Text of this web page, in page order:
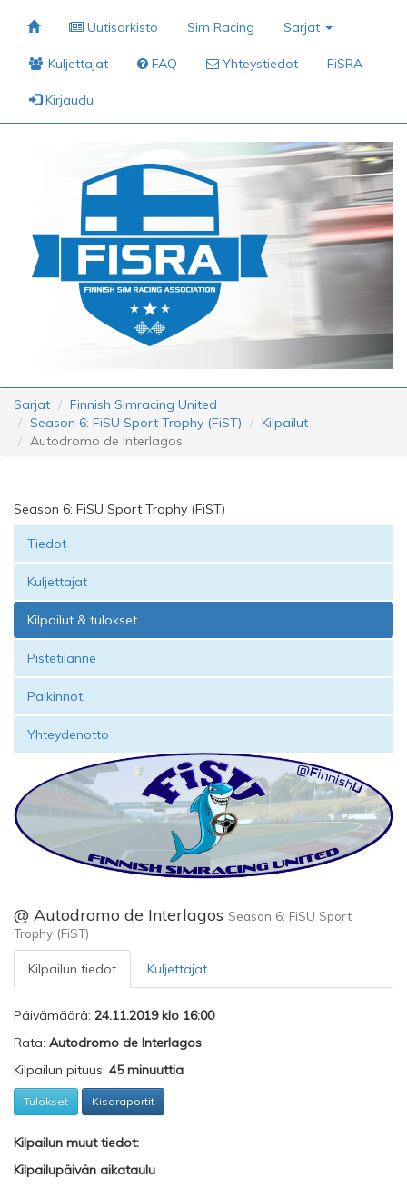
Uutisarkisto Sim Racing Sarjat
Kuljettajat FAQ Yhteystiedot FiSRA
Kirjaudu
Sarjat
Finnish Simracing United
Season 6: FiSU Sport Trophy (FiST)
Kilpailut
Autodromo de Interlagos
Season 6: FiSU Sport Trophy (FiST)
Tiedot
Kuljettajat
Kilpailut & tulokset
Pistetilanne
Palkinnot
Yhteydenotto
@ Autodromo de Interlagos Season 6: FiSU Sport
Trophy (FiST)
Kilpailun tiedot Kuljettajat
Päivämäärä: 24.11.2019 klo 16:00
Rata: Autodromo de Interlagos
Kilpailun pituus: 45 minuuttia
Tulokset Kisaraportit
Kilpailun muut tiedot:
Kilpailupäivän aikataulu